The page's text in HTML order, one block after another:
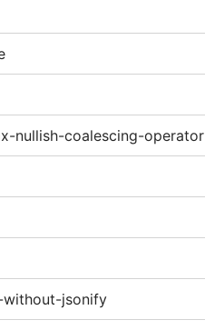
nullish-coalescing-operator
jsonify